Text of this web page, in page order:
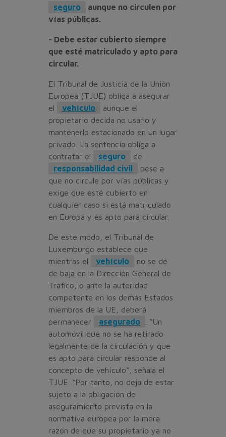
seguro
aunque no circulen por
vías públicas.
- Debe estar cubierto siempre
que esté matriculado y apto para
circular.
El Tribunal de Justicia de la Unión
Europea (TJUE) obliga a asegurar
el
vehículo
aunque el
propietario decida no usarlo y
mantenerlo estacionado en un lugar
privado. La sentencia obliga a
contratar el
seguro
de
responsabilidad civil
pese a
que no circule por vías públicas y
exige que esté cubierto en
cualquier caso si está matriculado
en Europa y es apto para circular.
De este modo, el Tribunal de
Luxemburgo establece que
mientras el
vehículo
no se dé
de baja en la Dirección General de
Tráfico, o ante la autoridad
competente en los demás Estados
miembros de la UE, deberá
permanecer
asegurado
. “Un
automóvil que no se ha retirado
legalmente de la circulación y que
es apto para circular responde al
concepto de vehículo“, señala el
TJUE. “Por tanto, no deja de estar
sujeto a la obligación de
aseguramiento prevista en la
normativa europea por la mera
razón de que su propietario ya no